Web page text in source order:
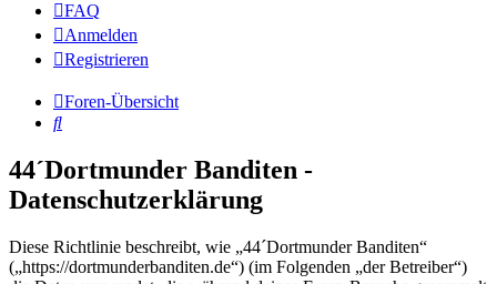
FAQ
Anmelden
Registrieren
Foren-Übersicht
Suche
44´Dortmunder Banditen -
Datenschutzerklärung
Diese Richtlinie beschreibt, wie „44´Dortmunder Banditen“
(„https://dortmunderbanditen.de“) (im Folgenden „der Betreiber“)